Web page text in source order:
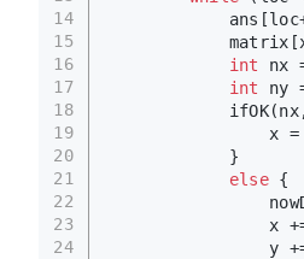
14
15
16
17
18
19
20
21
22
23
24
int
nx
int
ny
x =
            }
else {
x
y